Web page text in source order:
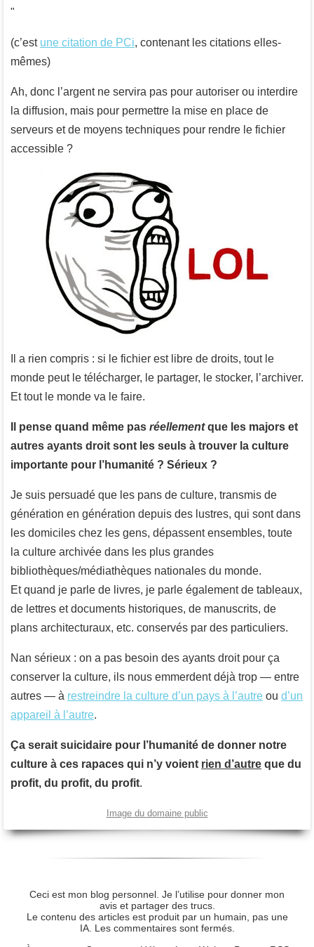
(c’est une citation de PCi, contenant les citations elles-
mêmes)
Ah, donc l’argent ne servira pas pour autoriser ou interdire
la diffusion, mais pour permettre la mise en place de
serveurs et de moyens techniques pour rendre le fichier
accessible ?
Il a rien compris : si le fichier est libre de droits, tout le
monde peut le télécharger, le partager, le stocker, l’archiver.
Et tout le monde va le faire.
Il pense quand même pas réellementque les majors et
autres ayants droit sont les seuls à trouver la culture
importante pour l’humanité ? Sérieux ?
Je suis persuadé que les pans de culture, transmis de
génération en génération depuis des lustres, qui sont dans
les domiciles chez les gens, dépassent ensembles, toute
la culture archivée dans les plus grandes
bibliothèques/médiathèques nationales du monde.
Et quand je parle de livres, je parle également de tableaux,
de lettres et documents historiques, de manuscrits, de
plans architecturaux, etc. conservés par des particuliers.
Nan sérieux : on a pas besoin des ayants droit pour ça
conserver la culture, ils nous emmerdent déjà trop — entre
autres — à restreindre la culture d’un pays à l’autre ou d’un
appareil à l’autre.
Ça serait suicidaire pour l’humanité de donner notre
culture à ces rapaces qui n’y voient rien d’autre que du
profit, du profit, du profit.
Image du domaine public
Ceci est mon blog personnel. Je l’utilise pour donner mon
avis et partager des trucs.
Le contenu des articles est produit par un humain, pas une
IA. Les commentaires sont fermés.